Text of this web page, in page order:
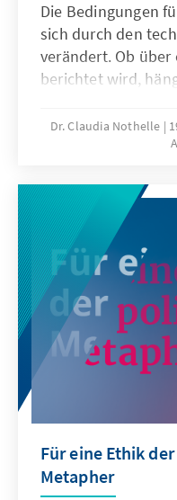
Die Bedingungen
sich durch den
verändert. Ob über
berichtet wird,
weiteren
Existenz von
Emotionen.
Dr. Claudia Nothelle
Für eine Ethik
Metapher